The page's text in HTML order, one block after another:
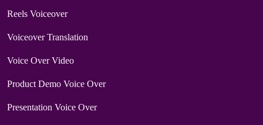
Reels Voiceover
Voiceover Translation
Voice Over Video
Product Demo Voice Over
Presentation Voice Over